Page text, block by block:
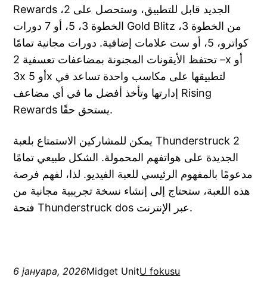
Rewards الجديد قابل للتطبيق، وستحصل على 2،
الخطوة 3، 5، أو 7 دورات Gold Blitz من الخطوة 3،
كواترو، 5، أو ست علامات إضافية. دورات مجانية تمامًا
– تحتفظ الأيقونات المجنونة بمضاعفات تعسفية 2x أو
3x أو 5x لتطبيقها على مكاسب واحدة تساعد في
إدارتها وتأخذ أفضل ما في أي مضاعف Rising
Rewards يستحق حقًا.
يمكن للمشاركين الاستمتاع بلعبة Thunderstruck 2
الجديدة على هواتفهم المحمولة. الشكل طبيعي تمامًا
مدعومًا بالمفهوم الرئيسي للعبة الفيديو. لذا، لفهم فرصة
هذه اللعبة، ستحتاج إلى إنشاء نسخة تجريبية مجانية من
فتحة Thunderstruck dos عبر الإنترنت.
6 јануара, 2026Midget UnitU fokusu